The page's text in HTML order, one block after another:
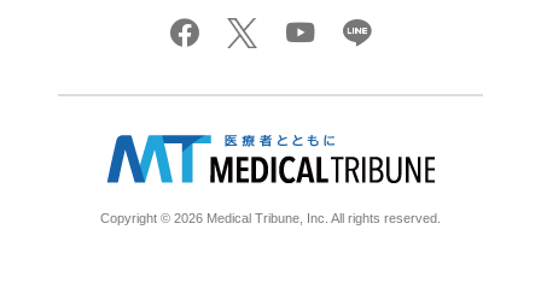
Copyright © 2026 Medical Tribune, Inc. All rights reserved.